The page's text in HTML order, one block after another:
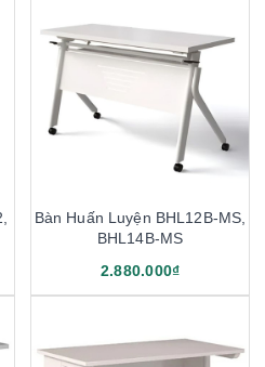
Bàn Huấn Luyện BHL12B-MS,
BHL14B-MS
2.880.000₫